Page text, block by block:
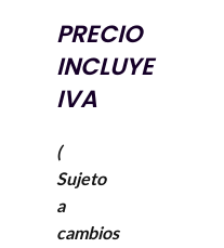
PRECIO
INCLUYE
IVA
(
Sujeto
a
cambios